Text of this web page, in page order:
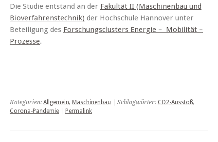
Die Studie entstand an der Fakultät II (Maschinenbau und
Bioverfahrenstechnik) der Hochschule Hannover unter
Beteiligung des Forschungsclusters Energie – Mobilität –
Prozesse.
Kategorien: Allgemein, Maschinenbau | Schlagwörter: CO2-Ausstoß,
Corona-Pandemie
Permalink